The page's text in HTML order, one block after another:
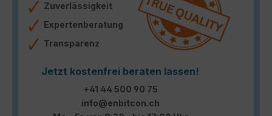
Zuverlässigkeit
Expertenberatung
Transparenz
Jetzt kostenfrei beraten lassen!
+41 44 500 90 75
info@enbitcon.ch